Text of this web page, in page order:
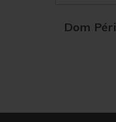
Dom